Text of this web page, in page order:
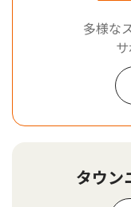
多様な
サ
タウン